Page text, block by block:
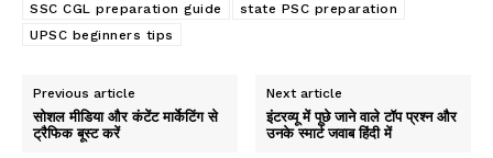
SSC CGL preparation guide
state PSC preparation
UPSC beginners tips
Previous article
सोशल मीडिया और कंटेंट मार्केटिंग से
ट्रैफिक बूस्ट करें
Next article
इंटरव्यू में पूछे जाने वाले टॉप प्रश्न और
उनके स्मार्ट जवाब हिंदी में